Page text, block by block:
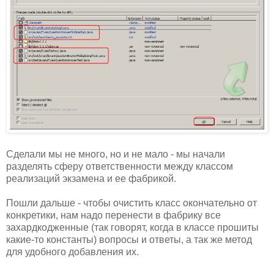
Сделали мы не много, но и не мало - мы начали
разделять сферу ответственности между классом
реализаций экзамена и ее фабрикой.
Пошли дальше - чтобы очистить класс окончательно от
конкретики, нам надо перенести в фабрику все
захардкодженные (так говорят, когда в классе прошиты
какие-то константы) вопросы и ответы, а так же метод
для удобного добавления их.